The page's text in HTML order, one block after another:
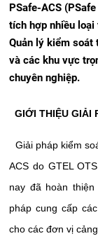
PSafe-ACS
tích hợp nhiều loại
Quản lý kiểm
và các khu vực
chuyên nghiệp.
GIỚI THIỆU GIẢI
Giải pháp kiểm
ACS do GTEL
nay đã hoàn
pháp cung cấp
cho các đơn vị